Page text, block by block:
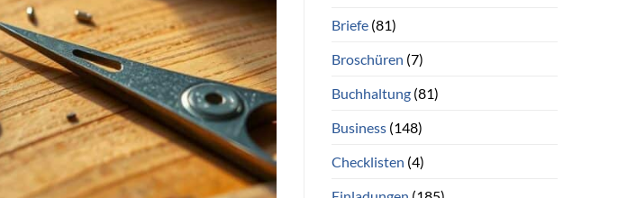
Briefe(81)
Broschüren (7)
Buchhaltung(81)
Business(148)
Checklisten (4)